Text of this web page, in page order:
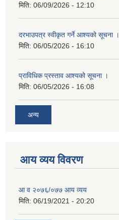
मिति: 06/09/2026 - 12:10
दरभाउपत्र स्वीकृत गर्ने आश्यको सूचना ।
मिति: 06/05/2026 - 16:10
प्राविधिक प्रस्ताव आश्यको सूचना ।
मिति: 06/05/2026 - 16:08
अन्य
आय व्यय विवरण
आ व २०७६/०७७ आय व्यय
मिति: 06/19/2021 - 20:20